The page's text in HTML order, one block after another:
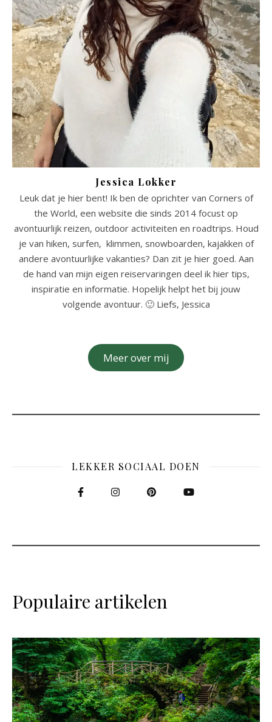
Jessica Lokker
Leuk dat je hier bent! Ik ben de oprichter van Corners of
the World, een website die sinds 2014 focust op
avontuurlijk reizen, outdoor activiteiten en roadtrips. Houd
je van hiken, surfen, klimmen, snowboarden, kajakken of
andere avontuurlijke vakanties? Dan zit je hier goed. Aan
de hand van mijn eigen reiservaringen deel ik hier tips,
inspiratie en informatie. Hopelijk helpt het bij jouw
volgende avontuur. 🙂 Liefs, Jessica
Meer over mij
LEKKER SOCIAAL DOEN
Populaire artikelen